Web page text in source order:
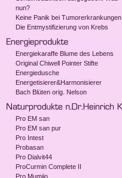
nun?
Keine Panik bei Tumorerkrankungen
Die Entmystifizierung von Krebs
Energiekaraffe Blume des Lebens
Original Chiwell Pointer Stifte
Energiedusche
Energetisierer&Harmonisierer
Bach Blüten orig. Nelson
Pro EM san
Pro EM san pur
Pro Intest
Probasan
Pro Dialvit44
ProCurmin Complete II
Pro Mumijo